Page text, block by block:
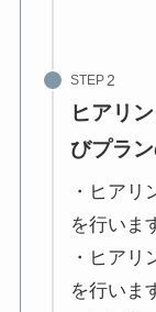
STEP
ヒアリ
びプラ
・ヒア
を行いま
・ヒア
を行いま